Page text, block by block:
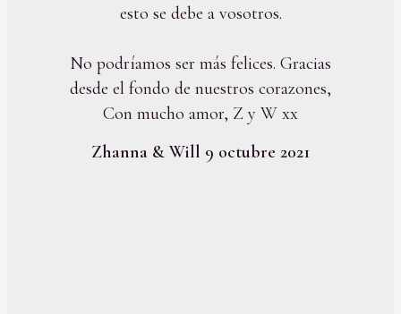
esto se debe a vosotros.
No podríamos ser más felices. Gracias
desde el fondo de nuestros corazones,
Con mucho amor, Z y W xx
Zhanna & Will 9 octubre 2021